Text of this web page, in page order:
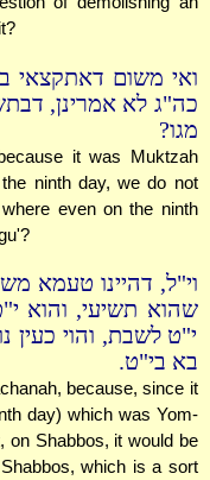
ואי משום דאתקצאי
כה"ג לא אמרינן,
מגו?
it was Muktzah
ninth day, we do not
even on the ninth
וי"ל, דהיינו טעמא
שהוא תשיעי, והוא
י"ט לשבת, והוי כעין
בא בי"ט.
because, since it
day) which was Yom-
on Shabbos, it would be
which is a sort